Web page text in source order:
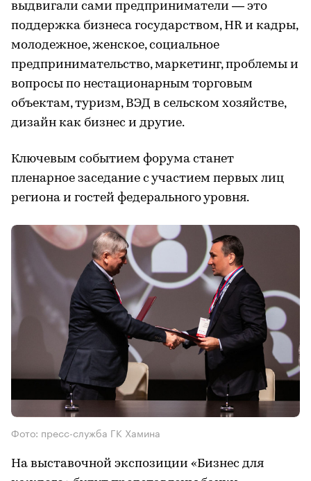
выдвигали сами предприниматели — это
поддержка бизнеса государством, НR и кадры,
молодежное, женское, социальное
предпринимательство, маркетинг, проблемы и
вопросы по нестационарным торговым
объектам, туризм, ВЭД в сельском хозяйстве,
дизайн как бизнес и другие.
Ключевым событием форума станет
пленарное заседание с участием первых лиц
региона и гостей федерального уровня.
Фото: пресс-служба ГК Хамина
На выставочной экспозиции «Бизнес для